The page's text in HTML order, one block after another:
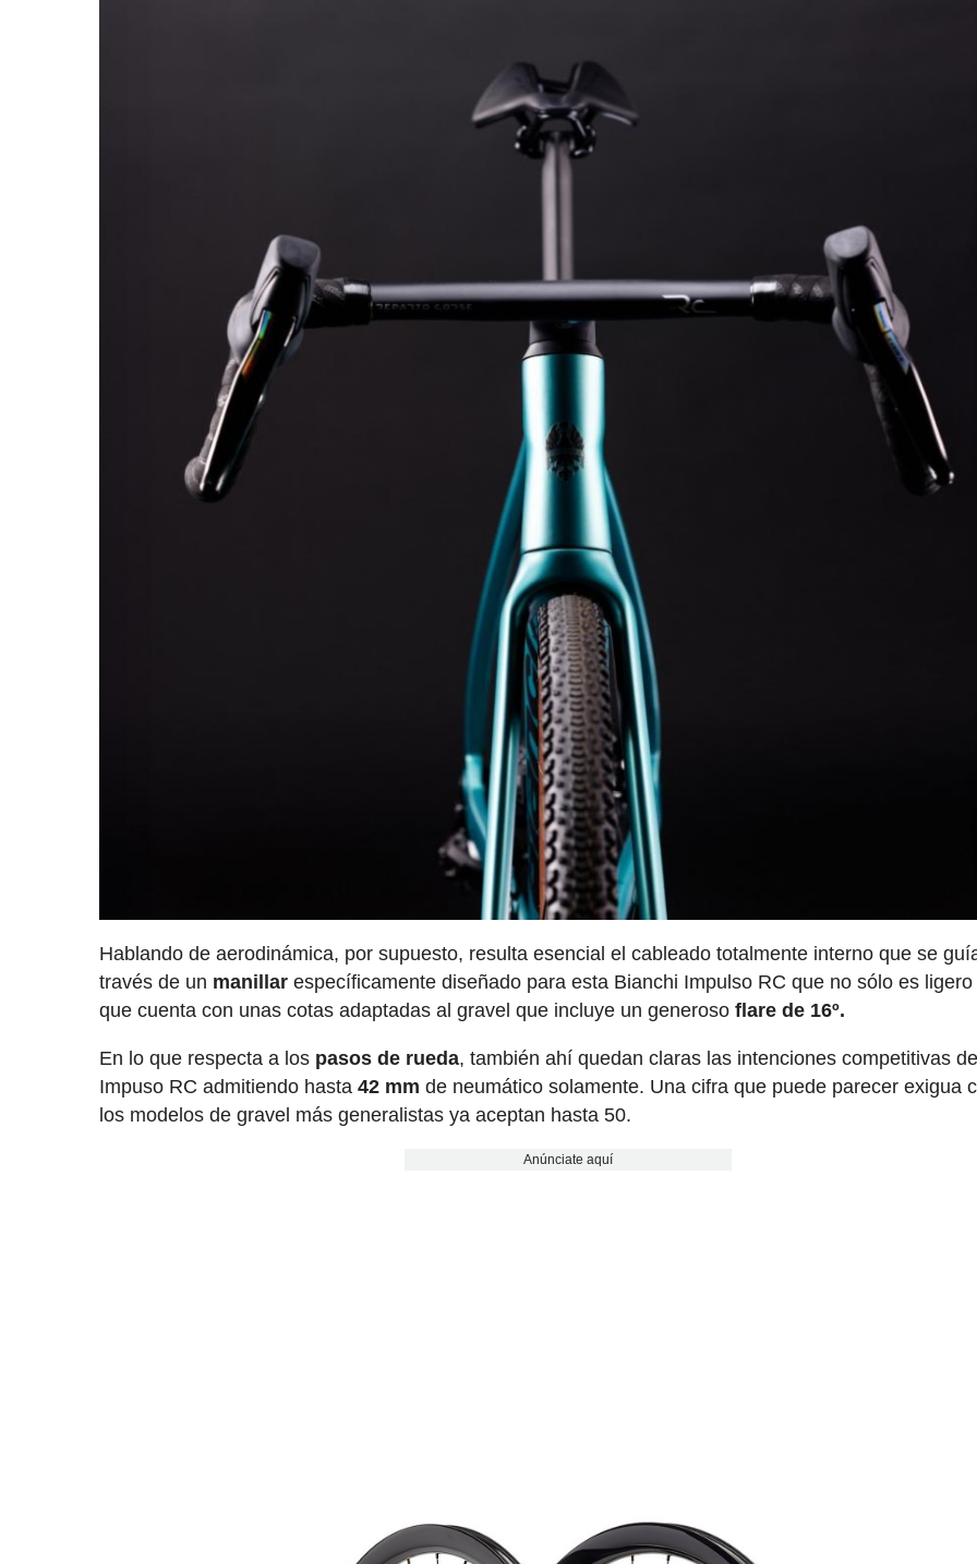
Hablando de aerodinámica, por supuesto, resulta esencial el cableado totalmente interno que se
través de un manillar específicamente diseñado para esta Bianchi Impulso RC que no sólo es
que cuenta con unas cotas adaptadas al gravel que incluye un generoso flare de 16º.
En lo que respecta a los pasos de rueda, también ahí quedan claras las intenciones competitivas
Impuso RC admitiendo hasta 42 mm de neumático solamente. Una cifra que puede parecer exigua
los modelos de gravel más generalistas ya aceptan hasta 50.
Anúnciate aquí